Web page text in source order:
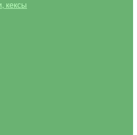
кексы